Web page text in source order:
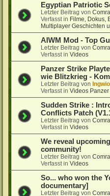
Egyptian Patriotic
Letzter Beitrag von
Verfasst in Filme, Dokus,
Multiplayer Geschichten
AIWM Mod - Top
Letzter Beitrag von
Verfasst inVideos
Panzer Strike
wie Blitzkrieg -
Letzter Beitrag vonIngwio
Verfasst inVideos Panzer
Sudden Strike :
Conflicts Patch
Letzter Beitrag von
Verfasst inVideos
We reveal
community!
Letzter Beitrag von
Verfasst inVideos
So... who won the
documentary]
Letzter Beitrag von